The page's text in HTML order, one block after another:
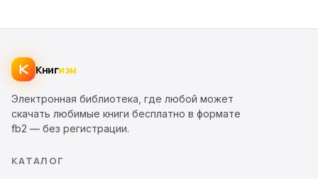
Книгизм
Электронная библиотека, где любой может
скачать любимые книги бесплатно в формате
fb2 — без регистрации.
КАТАЛОГ